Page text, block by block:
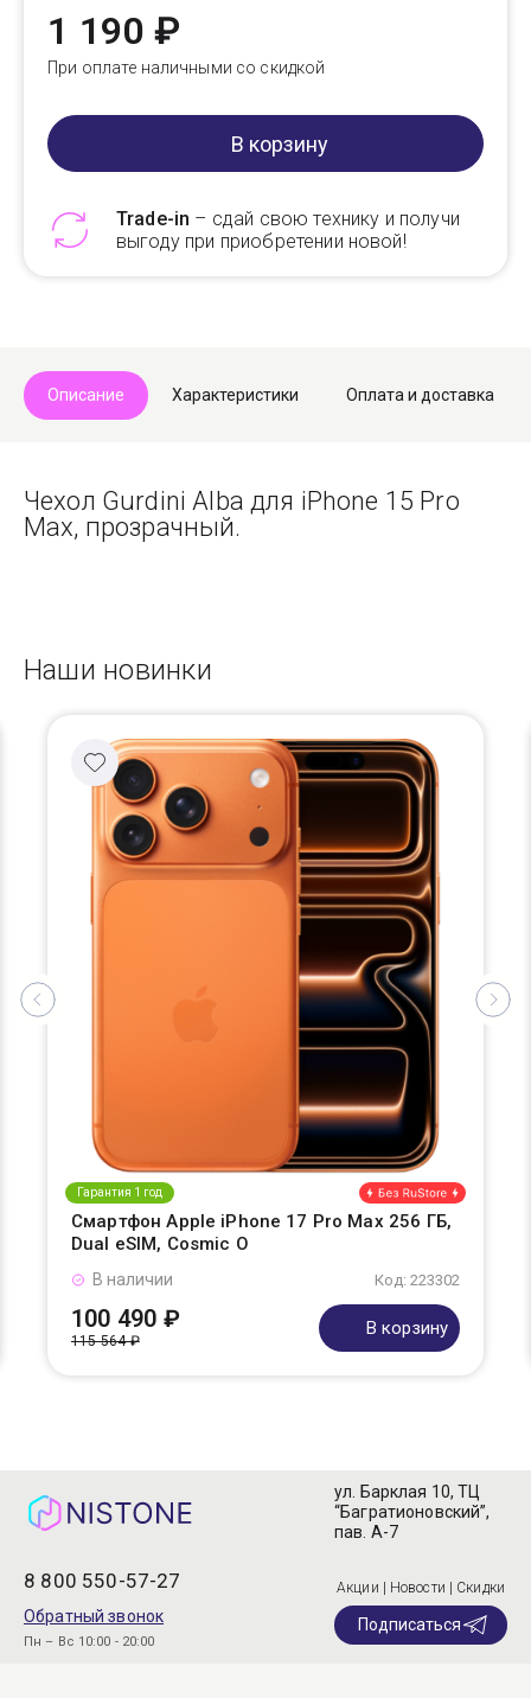
1 190 ₽
При оплате наличными со скидкой
В корзину
Trade-in – сдай свою технику и получи
выгоду при приобретении новой!
Описание Характеристики Оплата и доставка
Чехол Gurdini Alba для iPhone 15 Pro
Max, прозрачный.
Наши новинки
Гарантия 1 год
Смартфон Apple iPhone 17 Pro Max 256 ГБ,
Dual eSIM, Cosmic O
Код: 223302
В наличии
100 490 ₽
115 564 ₽
В корзину
8 800 550-57-27
Обратный звонок
Пн – Вс 10:00 - 20:00
ул. Барклая 10, ТЦ
“Багратионовский”,
пав. А-7
Акции | Новости | Скидки
Подписаться